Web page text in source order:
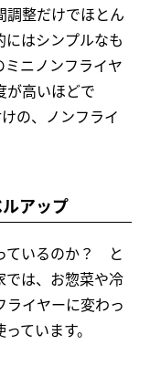
調整だけでほとん
にはシンプルなも
ニノンフライヤ
が高いほどで
の、ノンフライ
アップ
ているのか？ と
では、お惣菜や冷
ライヤーに変わっ
ています。